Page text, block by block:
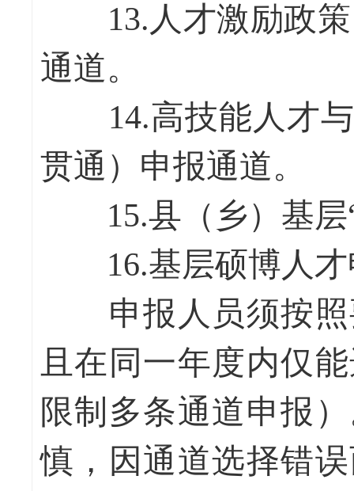
13.人才激励政策
通道。
14.高技能人才与
贯通）申报通道。
15.县（乡）基层
16.基层硕博人才
申报人员须按照
且在同一年度内仅
限制多条通道申报
慎，因通道选择错